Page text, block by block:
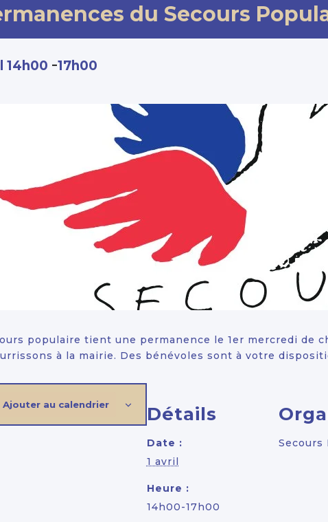
du Secours
14h00 -17h00
populaire tient une permanence le 1er mercredi de
à la mairie. Des bénévoles sont à votre
Ajouter au calendrier Détails
Date :
1 avril
Heure :
14h00-17h00
Secours